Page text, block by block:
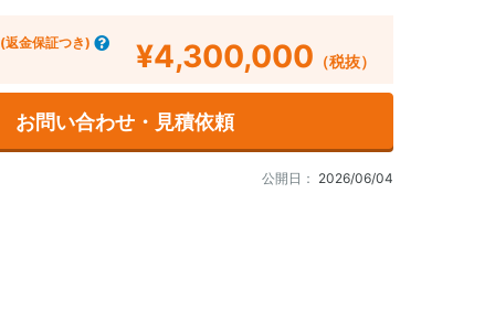
(返金保証つき) ¥4,300,000 （税抜）
お問い合わせ・見積依頼
公開日： 2026/06/04